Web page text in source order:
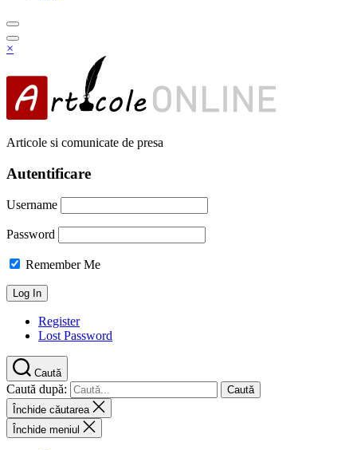
×
Articole si comunicate de presa
Autentificare
Username
Password
Remember Me
Register
Lost Password
Caută
Caută după:
Închide căutarea
Închide meniul